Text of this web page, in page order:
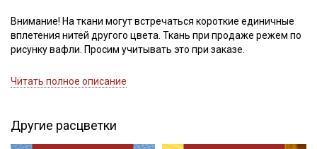
Внимание! На ткани могут встречаться короткие единичные
вплетения нитей другого цвета. Ткань при продаже режем по
рисунку вафли. Просим учитывать это при заказе.
Вафельное премиум-полотно "Italy" - это хлопчатобумажная
клеточный рисунок, который напоминает кондитерские вафли.
Этот вид структуры фактически увеличивает поверхность,
Читать полное описание
Другие расцветки